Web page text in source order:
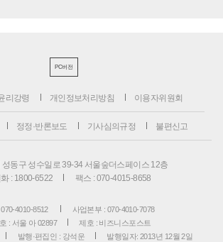
PC버전
리강령 개인정보처리방침 이용자위원회
정정·반론보도 기사심의규정 불편신고
동구 성수일로 39-34 서울숲더스페이스 12층
: 1800-6522
팩스 : 070-4015-8658
4010-8512
사업본부 : 070-4010-7078
: 서울 아 02897
제호 : 비즈니스포스트
발행·편집인 : 강석운 발행일자: 2013년 12월 2일